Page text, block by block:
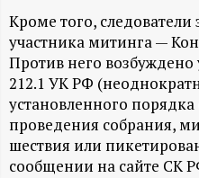
о
р
м
а
Кроме того,
участника митинга —
Против него возбуждено
212.1 УК РФ
установленного
проведения собрания,
шествия или
сообщении на сайте СК